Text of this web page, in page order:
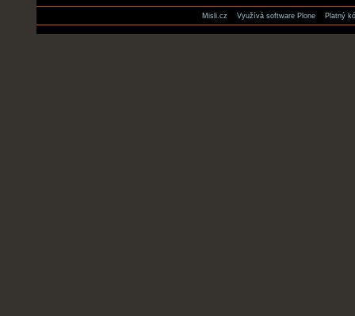
Misli.cz Využívá software Plone Platný